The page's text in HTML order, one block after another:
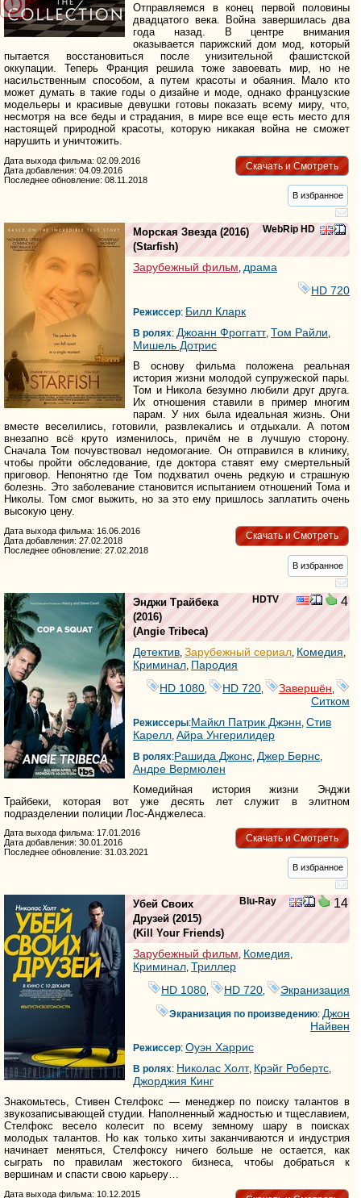
Отправляемся в конец первой половины
двадцатого века. Война завершилась два
года назад. В центре внимания
оказывается парижский дом мод, который
пытается восстановиться после унизительной фашистской
оккупации. Теперь Франция решила тоже завоевать мир, но не
насильственным способом, а путем красоты и обаяния. Мало кто
может думать в такие годы о дизайне и моде, однако французские
модельеры и красивые девушки готовы показать всему миру, что,
несмотря на все беды и страдания, в мире все еще есть место для
настоящей природной красоты, которую никакая война не сможет
нарушить и уничтожить.
Скачать и Смотреть
Дата выхода фильма: 02.09.2016
Дата добавления: 04.09.2016
Последнее обновление: 08.11.2018
В избранное
WebRip HD
Морская Звезда (2016)
(Starfish)
Зарубежный фильм драма
HD 720
Режиссер: Билл Кларк
В ролях: Джоанн Фроггатт, Том Райли
Мишель Дотрис
В основу фильма положена реальная
история жизни молодой супружеской пары.
Том и Никола безумно любили друг друга.
Их отношения ставили в пример многим
парам. У них была идеальная жизнь. Они
вместе веселились, готовили, развлекались и отдыхали. А потом
внезапно всё круто изменилось, причём не в лучшую сторону.
Сначала Том почувствовал недомогание. Он отправился в клинику,
чтобы пройти обследование, где доктора ставят ему смертельный
приговор. Непонятно где Том подхватил очень редкую и страшную
болезнь. Это заболевание становится испытанием отношений Тома и
Николы. Том смог выжить, но за это ему пришлось заплатить очень
высокую цену.
Скачать и Смотреть
Дата выхода фильма: 16.06.2016
Дата добавления: 27.02.2018
Последнее обновление: 27.02.2018
В избранное
HDTV 4
Энджи Трайбека
(2016)
(Angie Tribeca)
Детектив Зарубежный сериал Комедия
Криминал Пародия
HD 1080
HD 720 Завершён
Ситком
Режиссеры:Майкл Патрик Джэнн Стив
Карелл Айра Унгерилидер
В ролях:Рашида Джонс Джер Бернс
Андре Вермюлен
Комедийная история жизни Энджи
Трайбеки, которая вот уже десять лет служит в элитном
подразделении полиции Лос-Анджелеса.
Скачать и Смотреть
Дата выхода фильма: 17.01.2016
Дата добавления: 30.01.2016
Последнее обновление: 31.03.2021
В избранное
Blu-Ray 14
Убей Своих
Друзей (2015)
(Kill Your Friends)
Зарубежный фильм, Комедия,
Криминал, Триллер
HD 1080
HD 720 Экранизация
Экранизация по произведению:Джон
Найвен
Режиссер: Оуэн Харрис
В ролях: Николас Холт, Крэйг Робертс,
Джорджия Кинг
Знакомьтесь, Стивен Стелфокс — менеджер по поиску талантов в
звукозаписывающей студии. Наполненный жадностью и тщеславием,
Стелфокс весело колесит по всему земному шару в поисках
молодых талантов. Но как только хиты заканчиваются и индустрия
начинает меняться, Стелфоксу ничего больше не остается, как
сыграть по правилам жестокого бизнеса, чтобы добраться к
вершинам и спасти свою карьеру…
Дата выхода фильма: 10.12.2015